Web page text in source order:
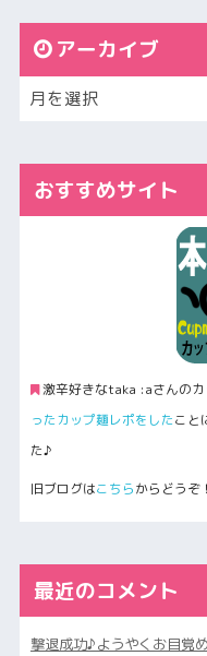
アーカイブ
おすすめサイト
激辛好きなtaka :aさんのカ
ったカップ麺レポをしたこと
た♪
旧ブログはこちらからどうぞ！
最近のコメント
撃退成功♪ようやくお目覚